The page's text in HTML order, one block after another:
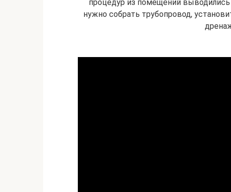
процедур из помещений
нужно собрать трубопровод,